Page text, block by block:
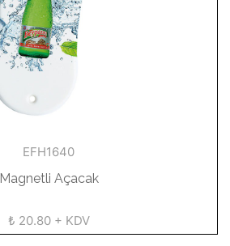
EFH1640
Magnetli Açacak
₺ 20.80 + KDV